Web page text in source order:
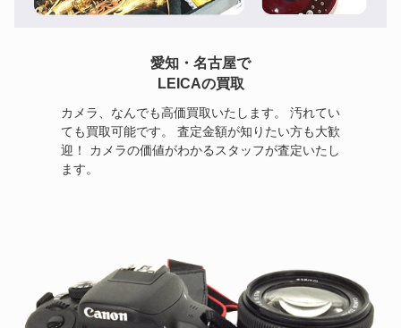
愛知・名古屋で
LEICAの買取
カメラ、なんでも高価買取いたします。 汚れてい
ても買取可能です。 査定金額が知りたい方も大歓
迎！ カメラの価値がわかるスタッフが査定いたし
ます。